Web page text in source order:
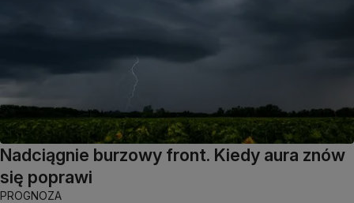
Nadciągnie burzowy front. Kiedy aura znów
się poprawi
PROGNOZA